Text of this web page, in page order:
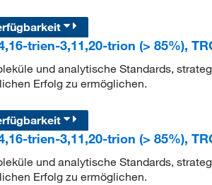
trien-3,11,20-trion (> 85%),
und analytische Standards,
Erfolg zu ermöglichen.
trien-3,11,20-trion (> 85%),
und analytische Standards,
Erfolg zu ermöglichen.